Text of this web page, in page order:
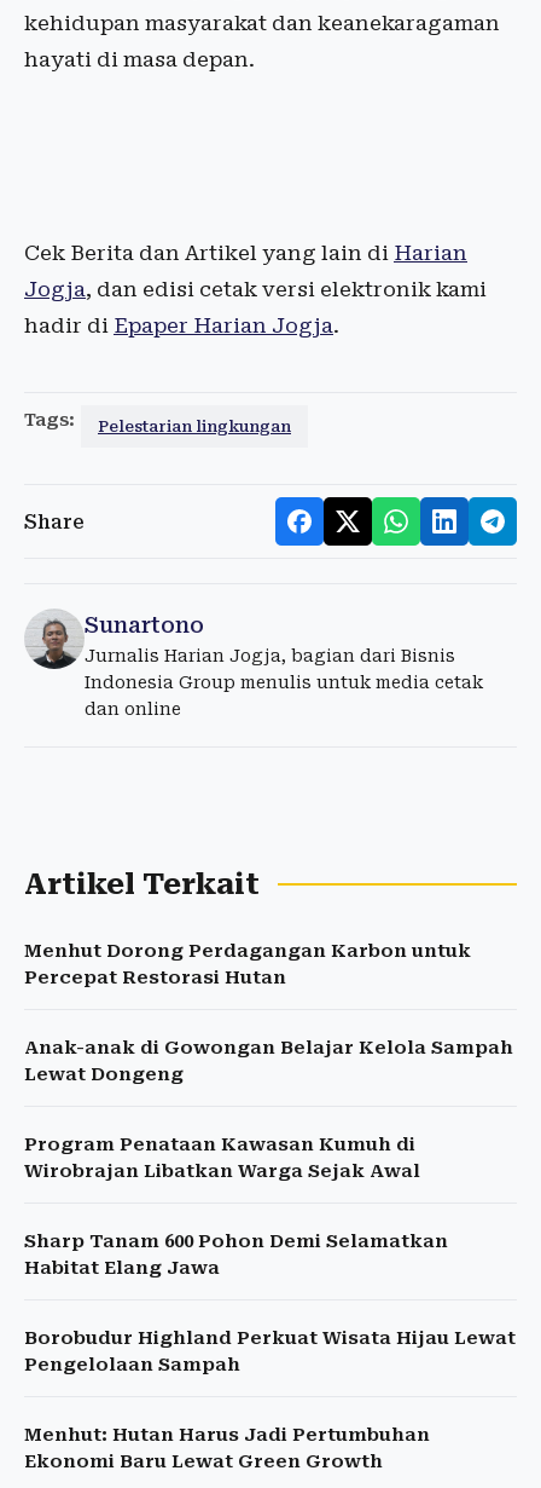
kehidupan masyarakat dan keanekaragaman
hayati di masa depan.
Cek Berita dan Artikel yang lain di Harian
Jogja, dan edisi cetak versi elektronik kami
hadir di Epaper Harian Jogja.
Tags: Pelestarian lingkungan
Share
Sunartono
Jurnalis Harian Jogja, bagian dari Bisnis
Indonesia Group menulis untuk media cetak
dan online
Artikel Terkait
Menhut Dorong Perdagangan Karbon untuk
Percepat Restorasi Hutan
Anak-anak di Gowongan Belajar Kelola Sampah
Lewat Dongeng
Program Penataan Kawasan Kumuh di
Wirobrajan Libatkan Warga Sejak Awal
Sharp Tanam 600 Pohon Demi Selamatkan
Habitat Elang Jawa
Borobudur Highland Perkuat Wisata Hijau Lewat
Pengelolaan Sampah
Menhut: Hutan Harus Jadi Pertumbuhan
Ekonomi Baru Lewat Green Growth